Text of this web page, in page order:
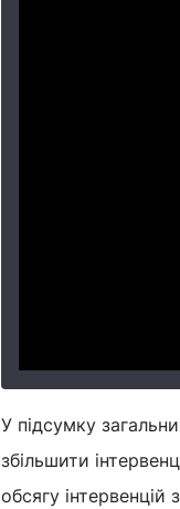
У підсумку
збільшити
обсягу інтервенцій